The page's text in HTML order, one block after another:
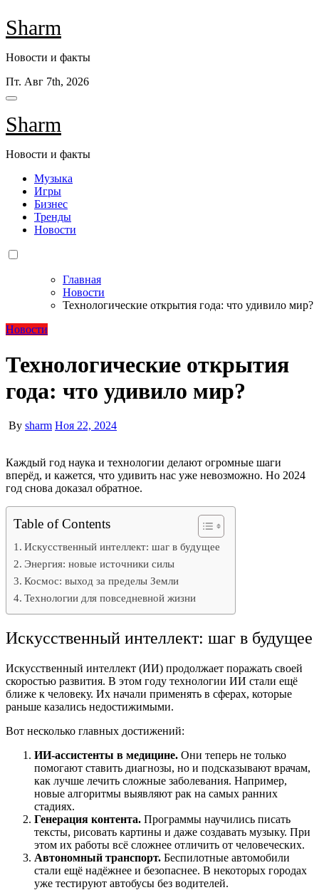
Перейти
кSharm
Новости и факты
Пт. Авг 7th, 2026
Sharm
Новости и факты
Музыка
Игры
Бизнес
Тренды
Новости
Главная
Новости
Технологические открытия года: что удивило мир?
Новости
Технологические открытия
года: что удивило мир?
By sharm Ноя 22, 2024
Каждый год наука и технологии делают огромные шаги
вперёд, и кажется, что удивить нас уже невозможно. Но 2024
год снова доказал обратное.
Table of Contents
Искусственный интеллект: шаг в будущее
Энергия: новые источники силы
Космос: выход за пределы Земли
Технологии для повседневной жизни
Искусственный интеллект: шаг в будущее
Искусственный интеллект (ИИ) продолжает поражать своей
скоростью развития. В этом году технологии ИИ стали ещё
ближе к человеку. Их начали применять в сферах, которые
раньше казались недостижимыми.
Вот несколько главных достижений:
ИИ-ассистенты в медицине. Они теперь не только
помогают ставить диагнозы, но и подсказывают врачам,
как лучше лечить сложные заболевания. Например,
новые алгоритмы выявляют рак на самых ранних
стадиях.
Генерация контента. Программы научились писать
тексты, рисовать картины и даже создавать музыку. При
этом их работы всё сложнее отличить от человеческих.
Автономный транспорт. Беспилотные автомобили
стали ещё надёжнее и безопаснее. В некоторых городах
уже тестируют автобусы без водителей.